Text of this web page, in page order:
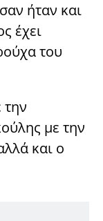
ήταν και
έχει
του
την
με την
και ο